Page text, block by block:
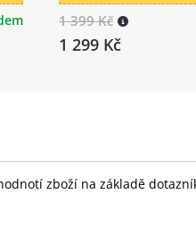
1 399 Kč
1 299 Kč
zboží na základě